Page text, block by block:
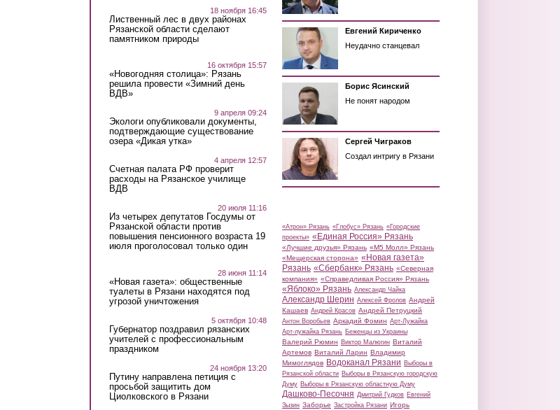
18 ноября 16:45
Лиственный лес в двух районах
Рязанской области сделают
памятником природы
16 октября 15:57
«Новогодняя столица»: Рязань
решила провести «Зимний день
ВДВ»
9 апреля 09:24
Экологи опубликовали документы,
подтверждающие существование
озера «Дикая утка»
4 апреля 12:57
Счетная палата РФ проверит
расходы на Рязанское училище
ВДВ
20 июля 11:16
Из четырех депутатов Госдумы от
Рязанской области против
повышения пенсионного возраста 19
июля проголосовал только один
28 июня 11:14
«Новая газета»: общественные
туалеты в Рязани находятся под
угрозой уничтожения
5 октября 10:48
Губернатор поздравил рязанских
учителей с профессиональным
праздником
24 ноября 13:20
Путину направлена петиция с
просьбой защитить дом
Циолковского в Рязани
Евгений Кириченко
Неудачно станцевал
Борис Ясинский
Не понят народом
Сергей Чиграков
Создал интригу в Рязани
«Атрон» Рязань «Глобус» Рязань «Городские
проекты» «Единая Россия» Рязань
«Лучшие друзья» Рязань «М5 Молл» Рязань
«Мещерская сторона» «Новая газета»
Рязань «Сбербанк» Рязань «Северная
компания» «Справедливая Россия» Рязань
«Яблоко» Рязань Александр Чайка
Александр Шерин Алексей Фролов Андрей
Кашаев Андрей Красов Андрей Петруцкий
Антон Воробьев Аркадий Фомин Арт-Лужайка
Арт-лужайка Рязань Беженцы из Украины
Валерий Рюмин Виктор Малюгин Виталий
Артемов Виталий Ларин Владимир
Мимоглядов Водоканал Рязани Выборы в
Рязанской области Выборы в Рязанскую городскую
Думу Выборы в Рязанскую областную Думу
Дашково-Песочня Дмитрий Гудков Евгений
Зызин Заборье Застройка Рязани Игорь